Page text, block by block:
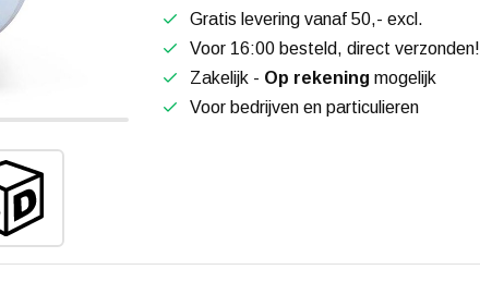
Gratis levering vanaf 50,- excl.
Voor 16:00 besteld, direct verzonden!
Zakelijk - Op rekening mogelijk
Voor bedrijven en particulieren